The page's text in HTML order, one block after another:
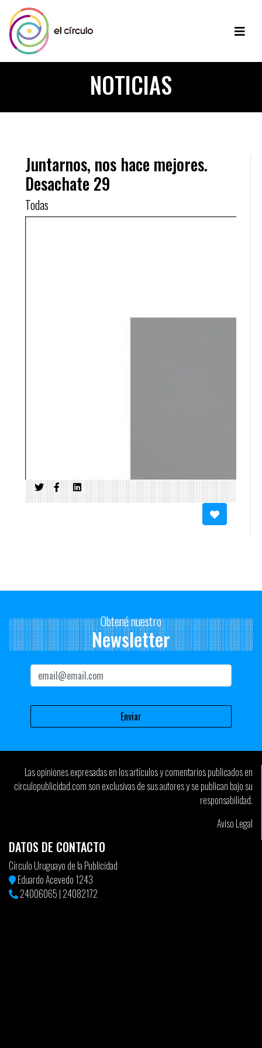
NOTICIAS
Juntarnos, nos hace mejores.
Desachate 29
Todas
Obtené nuestro
Newsletter
Las opiniones expresadas en los artículos y comentarios publicados en
circulopublicidad.com son exclusivas de sus autores y se publican bajo su
responsabilidad.
Aviso Legal
DATOS DE CONTACTO
Círculo Uruguayo de la Publicidad
Eduardo Acevedo 1243
24006065 | 24082172